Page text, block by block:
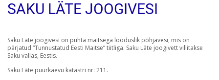
SAKU LÄTE JOOGIVESI
Saku Läte joogivesi on puhta maitsega looduslik põhjavesi, mis on
pärjatud “Tunnustatud Eesti Maitse” tiitliga. Saku Läte joogivett villitakse
Saku vallas, Eestis.
Saku Läte puurkaevu katastri nr: 211.